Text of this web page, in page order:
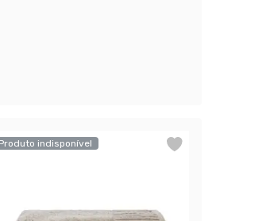
Produto indisponível